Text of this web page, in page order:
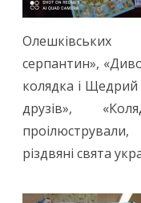
Олешківських
серпантин»,
колядка і Щедрий
друзів»,
різдвяні свята